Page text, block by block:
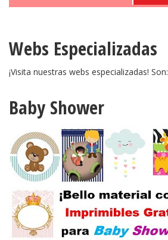
Webs Especializadas
¡Visita nuestras webs especializadas! Son:
Baby Shower